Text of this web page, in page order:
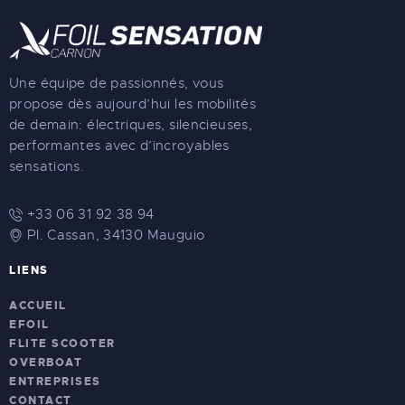
Une équipe de passionnés, vous
propose dès aujourd’hui les mobilités
de demain: électriques, silencieuses,
performantes avec d’incroyables
sensations.
+33 06 31 92 38 94
Pl. Cassan, 34130 Mauguio
LIENS
ACCUEIL
EFOIL
FLITE SCOOTER
OVERBOAT
ENTREPRISES
CONTACT